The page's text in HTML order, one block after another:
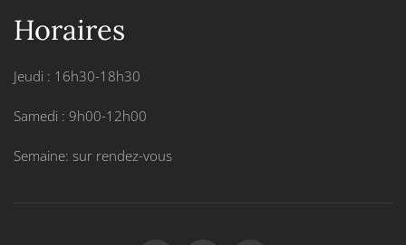
Horaires
Jeudi : 16h30-18h30
Samedi : 9h00-12h00
Semaine: sur rendez-vous